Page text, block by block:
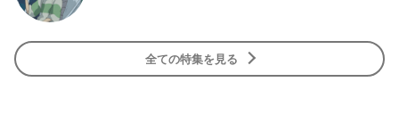
全ての特集を見る